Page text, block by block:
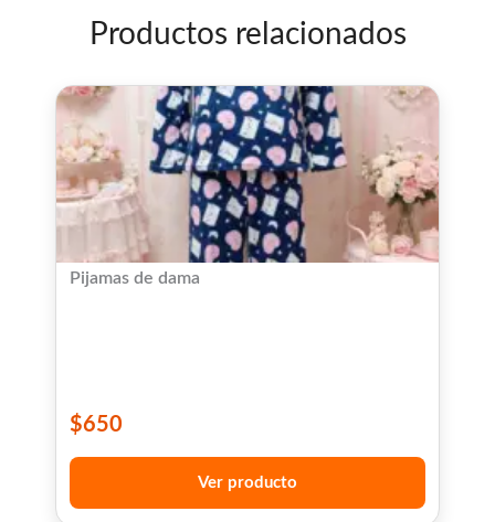
Productos relacionados
Pijamas de dama
$650
Ver producto